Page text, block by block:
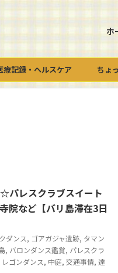
ホ
療記録・ヘルスケア ちょ
パレスクラブスイート
院など【バリ島滞在3日
ダンス, ゴアガジャ遺跡, タマン
, バロンダンス鑑賞, パレスクラ
レゴンダンス, 中庭, 交通事情, 達